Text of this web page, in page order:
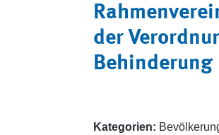
der
Behinderung
Kategorien: